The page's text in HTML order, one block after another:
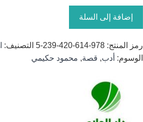
إضافة إلى السلة
رمز المنتج: 978-614-420-239-5 التصنيف:
الوسوم: أدب, قصة, محمود حكيمي